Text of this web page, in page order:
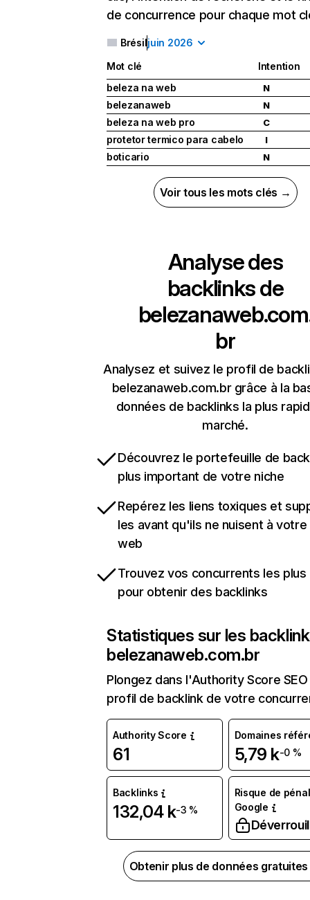
de concurrence pour chaque mot
Brésiljuin 2026
Mot clé
Intention
beleza na web
N
belezanaweb N
beleza na web pro C
protetor termico para cabelo I
boticario N
Voir tous les mots clés →
Analyse des
backlinks de
br
Analysez et suivez le profil de
belezanaweb.com.br grâce à la
données de backlinks la plus
marché.
Découvrez le portefeuille de
plus important de votre niche
Repérez les liens toxiques et
les avant qu'ils ne nuisent à
web
Trouvez vos concurrents les
pour obtenir des backlinks
Statistiques sur les
belezanaweb.com.br
Plongez dans l'Authority Score
profil de backlink de votre
Authority Score
61
Domaines
5,79 k-0 %
Backlinks
132,04 k-3 %
Risque de
Google
Obtenir plus de données